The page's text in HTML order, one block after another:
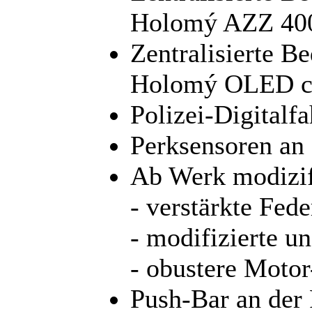
Holomý AZZ
Zentralisierte
Holomý OLED
Polizei-
Perksensoren
Ab Werk
- verstärkte
- modifizierte
- obustere
Push-Bar an der